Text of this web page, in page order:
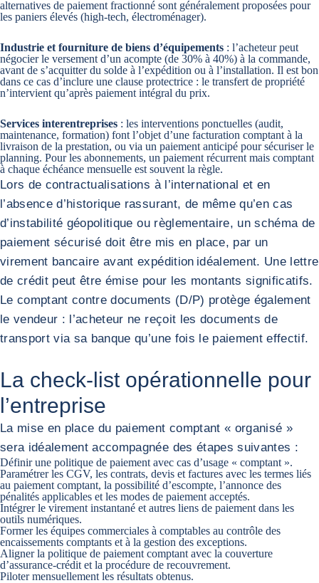
alternatives de paiement fractionné sont généralement proposées pour
les paniers élevés (high‑tech, électroménager).
Industrie et fourniture de biens d’équipements : l’acheteur peut
négocier le versement d’un acompte (de 30% à 40%) à la commande,
avant de s’acquitter du solde à l’expédition ou à l’installation. Il est bon
dans ce cas d’inclure une clause protectrice : le transfert de propriété
n’intervient qu’après paiement intégral du prix.
Services interentreprises : les interventions ponctuelles (audit,
maintenance, formation) font l’objet d’une facturation comptant à la
livraison de la prestation, ou via un paiement anticipé pour sécuriser le
planning. Pour les abonnements, un paiement récurrent mais comptant
à chaque échéance mensuelle est souvent la règle.
Lors de contractualisations à l’international et en
l’absence d’historique rassurant, de même qu’en cas
d’instabilité géopolitique ou règlementaire, un schéma de
paiement sécurisé doit être mis en place, par un
virement bancaire avant expédition idéalement. Une lettre
de crédit peut être émise pour les montants significatifs.
Le comptant contre documents (D/P) protège également
le vendeur : l’acheteur ne reçoit les documents de
transport via sa banque qu’une fois le paiement effectif.
La check‑list opérationnelle pour
l’entreprise
La mise en place du paiement comptant « organisé »
sera idéalement accompagnée des étapes suivantes :
Définir une politique de paiement avec cas d’usage « comptant ».
Paramétrer les CGV, les contrats, devis et factures avec les termes liés
au paiement comptant, la possibilité d’escompte, l’annonce des
pénalités applicables et les modes de paiement acceptés.
Intégrer le virement instantané et autres liens de paiement dans les
outils numériques.
Former les équipes commerciales à comptables au contrôle des
encaissements comptants et à la gestion des exceptions.
Aligner la politique de paiement comptant avec la couverture
d’assurance-crédit et la procédure de recouvrement.
Piloter mensuellement les résultats obtenus.